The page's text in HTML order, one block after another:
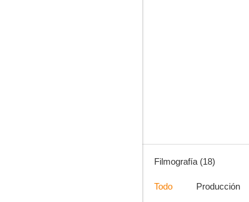
Filmografía (18)
Todo Producción